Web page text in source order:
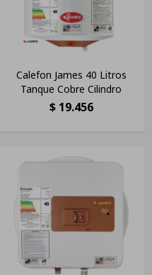
Calefon James 40 Litros
Tanque Cobre Cilindro
$ 19.456